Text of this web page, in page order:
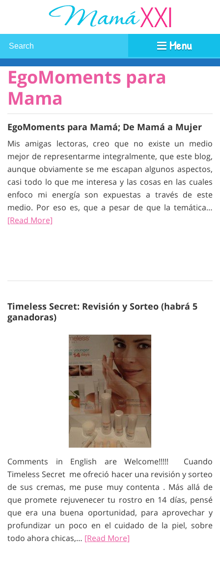
Menu
EgoMoments para
Mama
EgoMoments para Mamá; De Mamá a Mujer
Mis amigas lectoras, creo que no existe un medio
mejor de representarme integralmente, que este blog,
aunque obviamente se me escapan algunos aspectos,
casi todo lo que me interesa y las cosas en las cuales
enfoco mi energía son expuestas a través de este
medio. Por eso es, que a pesar de que la temática…
[Read More]
Timeless Secret: Revisión y Sorteo (habrá 5
ganadoras)
Comments in English are Welcome!!!!! Cuando
Timeless Secret me ofreció hacer una revisión y sorteo
de sus cremas, me puse muy contenta . Más allá de
que promete rejuvenecer tu rostro en 14 días, pensé
que era una buena oportunidad, para aprovechar y
profundizar un poco en el cuidado de la piel, sobre
todo ahora chicas,… [Read More]